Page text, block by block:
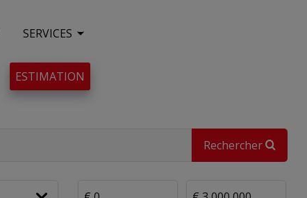
SERVICES
ESTIMATION
Rechercher